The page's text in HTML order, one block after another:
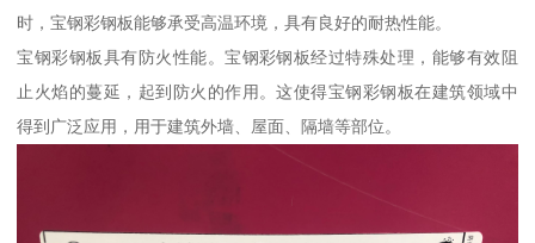
时，宝钢彩钢板能够承受高温环境，具有良好的耐热性能。
宝钢彩钢板具有防火性能。宝钢彩钢板经过特殊处理，能够有效阻
止火焰的蔓延，起到防火的作用。这使得宝钢彩钢板在建筑领域中
得到广泛应用，用于建筑外墙、屋面、隔墙等部位。